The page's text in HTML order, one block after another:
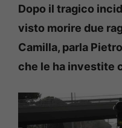
Dopo il tragico
visto morire due
Camilla, parla
che le ha investite